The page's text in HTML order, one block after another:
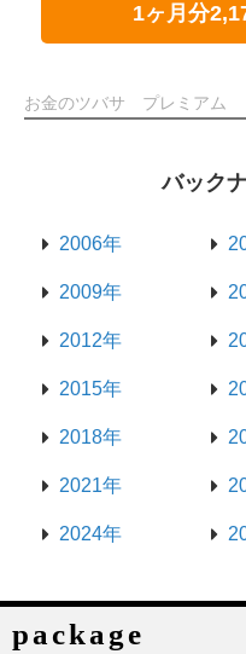
1ヶ月分
お金のツバサ プレミアム
バック
2006年
2009年
2012年
2015年
2018年
2021年
2024年
package